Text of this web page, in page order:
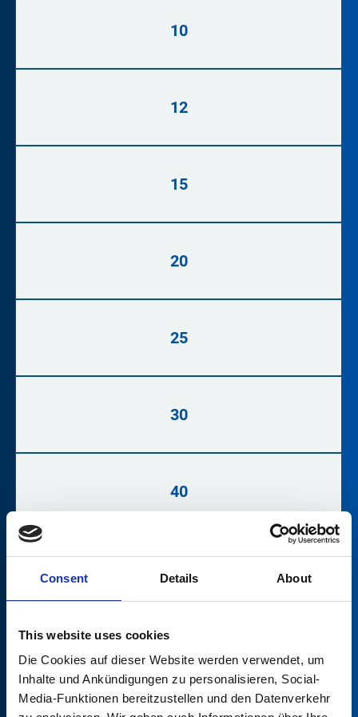
Consent Details About
This website uses cookies
Die Cookies auf dieser Website werden verwendet, um
Inhalte und Ankündigungen zu personalisieren, Social-
Media-Funktionen bereitzustellen und den Datenverkehr
10
12
15
20
25
30
40